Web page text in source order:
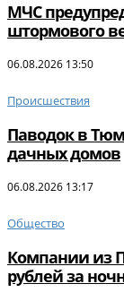
МЧС
штормового
06.08.2026 13:50
Происшествия
Паводок в
дачных домов
06.08.2026 13:17
Общество
Компании из
рублей за